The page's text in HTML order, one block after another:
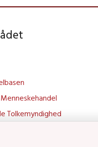
Tolkemyndighed